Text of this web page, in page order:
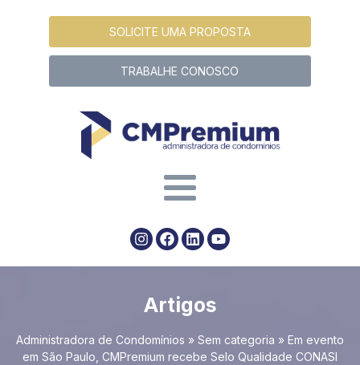
SOLICITE UMA PROPOSTA
TRABALHE CONOSCO
Artigos
Administradora de Condomínios » Sem categoria » Em evento
em São Paulo, CMPremium recebe Selo Qualidade CONASI